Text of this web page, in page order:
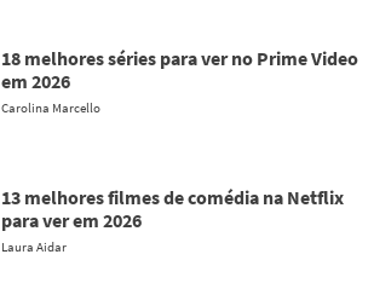
18 melhores séries para ver no Prime Video
em 2026
Carolina Marcello
13 melhores filmes de comédia na Netflix
para ver em 2026
Laura Aidar